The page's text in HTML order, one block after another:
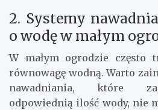
2. Systemy
o wodę w małym
W małym ogrodzie często
równowagę wodną. Warto
nawadniania, które
odpowiednią ilość wody, nie